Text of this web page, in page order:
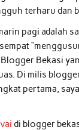
terharu dan
pagi adalah
sempat
Bekasi
Di milis
pertama,
di blogger